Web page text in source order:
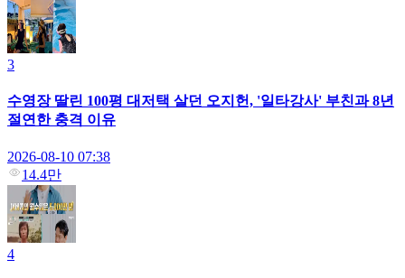
3
수영장 딸린 100평 대저택 살던 오지헌, '일타강사' 부친과 8년
절연한 충격 이유
2026-08-10 07:38
14.4만
4